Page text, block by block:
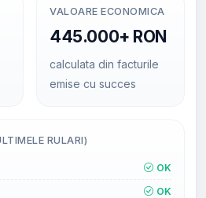
VALOARE ECONOMICA
445.000+ RON
calculata din facturile
emise cu succes
RULARI)
OK
OK